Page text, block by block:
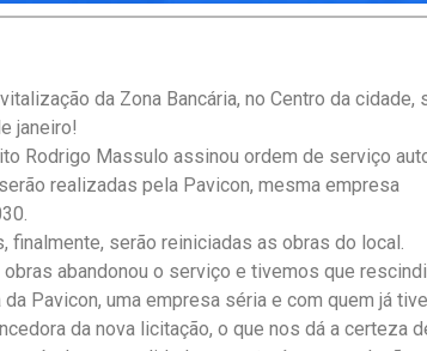
da Zona Bancária, no Centro da cidade,
janeiro!
Rodrigo Massulo assinou ordem de serviço
realizadas pela Pavicon, mesma empresa
finalmente, serão reiniciadas as obras do local.
abandonou o serviço e tivemos que
Pavicon, uma empresa séria e com quem já
da nova licitação, o que nos dá a certeza